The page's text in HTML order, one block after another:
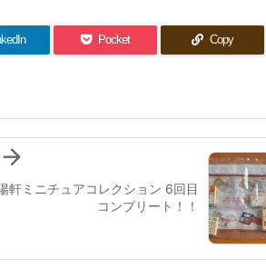
Pocket Copy
軒ミニチュアコレクション 6回目
コンプリート！！
